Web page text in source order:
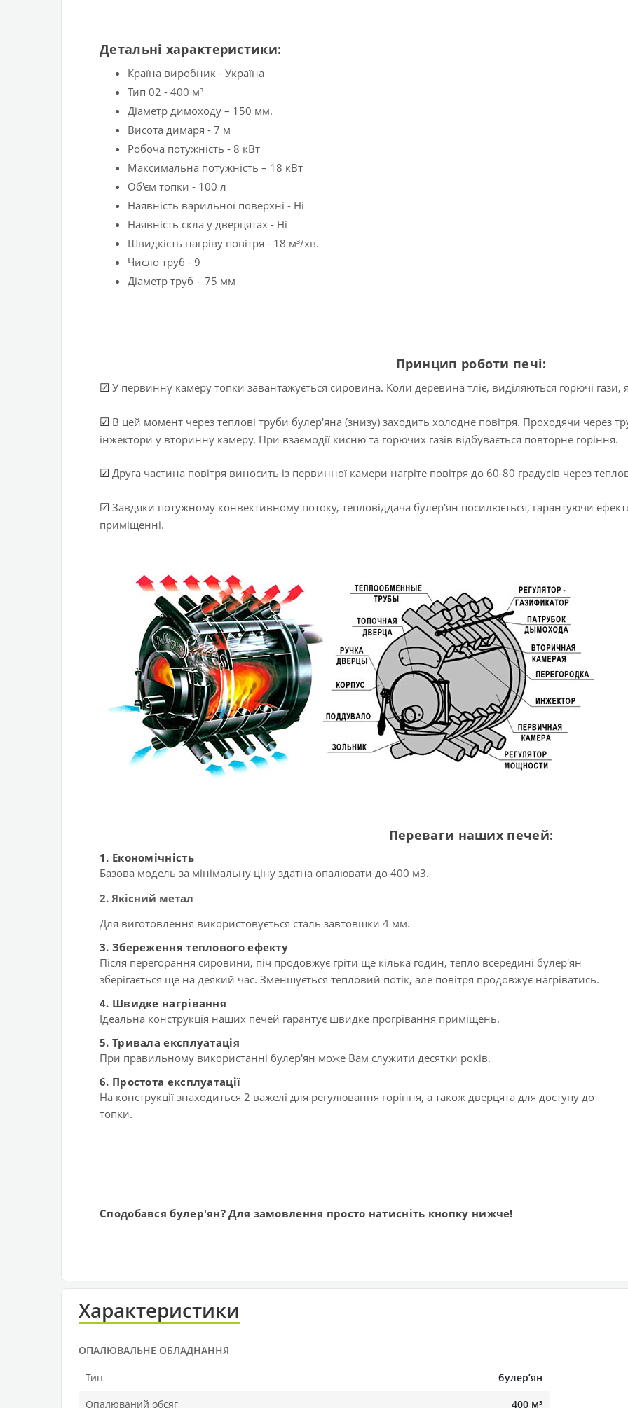
Детальні характеристики:
Країна виробник - Україна
Тип 02 - 400 м³
Діаметр димоходу – 150 мм.
Висота димаря - 7 м
Робоча потужність - 8 кВт
Максимальна потужність – 18 кВт
Об'єм топки - 100 л
Наявність варильної поверхні - Ні
Наявність скла у дверцятах - Ні
Швидкість нагріву повітря - 18 м³/хв.
Число труб - 9
Діаметр труб – 75 мм
Принцип роботи печі:
☑ У первинну камеру топки завантажується сировина. Коли деревина тліє, виділяються горючі
☑ В цей момент через теплові труби булер'яна (знизу) заходить холодне повітря. Проходячи через
інжектори у вторинну камеру. При взаємодії кисню та горючих газів відбувається повторне горіння.
☑ Друга частина повітря виносить із первинної камери нагріте повітря до 60-80 градусів через
☑ Завдяки потужному конвективному потоку, тепловіддача булер'ян посилюється, гарантуючи
приміщенні.
Переваги наших печей:
1. Економічність
Базова модель за мінімальну ціну здатна опалювати до 400 м3.
2. Якісний метал
Для виготовлення використовується сталь завтовшки 4 мм.
3. Збереження теплового ефекту
Після перегорання сировини, піч продовжує гріти ще кілька годин, тепло всередині булер'ян
зберігається ще на деякий час. Зменшується тепловий потік, але повітря продовжує нагріватись.
4. Швидке нагрівання
Ідеальна конструкція наших печей гарантує швидке прогрівання приміщень.
5. Тривала експлуатація
При правильному використанні булер'ян може Вам служити десятки років.
6. Простота експлуатації
На конструкції знаходиться 2 важелі для регулювання горіння, а також дверцята для доступу до
топки.
Сподобався булер'ян? Для замовлення просто натисніть кнопку нижче!
Характеристики
ОПАЛЮВАЛЬНЕ ОБЛАДНАННЯ
Тип
булерʼян
Опалюваний обсяг
400 м³